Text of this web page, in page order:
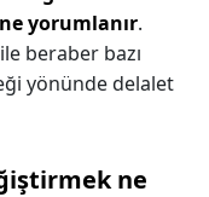
yorumlanır.
beraber bazı
yönünde delalet
ne